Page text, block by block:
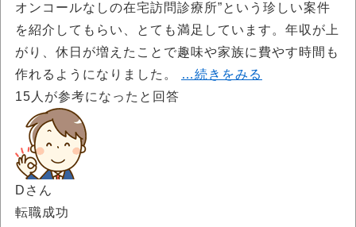
オンコールなしの在宅訪問診療所”という珍しい案件
を紹介してもらい、とても満足しています。年収が上
がり、休日が増えたことで趣味や家族に費やす時間も
作れるようになりました。
…続きをみる
15 人が参考になったと回答
Dさん
転職成功